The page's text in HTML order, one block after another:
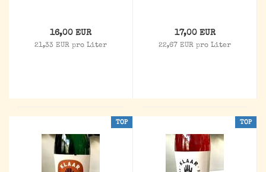
16,00 EUR
21,33 EUR pro Liter
17,00 EUR
22,67 EUR pro Liter
TOP TOP